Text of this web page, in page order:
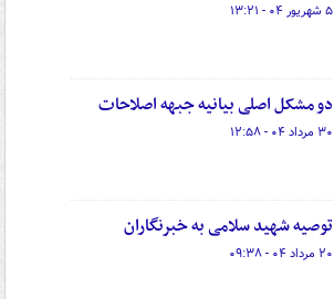
۵ شهریور ۰۴ - ۱۳:۲۱
دو مشکل اصلی بیانیه جبهه اصلاحات
۳۰ مرداد ۰۴ - ۱۲:۵۸
توصیه شهید سلامی به خبرنگاران
۲۰ مرداد ۰۴ - ۰۹:۳۸